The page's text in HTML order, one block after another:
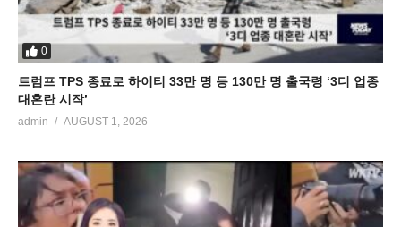
0
트럼프 TPS 종료로 하이티 33만 명 등 130만 명 출국령 ‘3디 업종
대혼란 시작’
admin AUGUST 1, 2026